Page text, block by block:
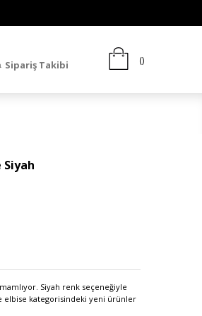
Sipariş Takibi
Siyah
Siyah renk seçeneğiyle
elbise kategorisindeki yeni ürünler